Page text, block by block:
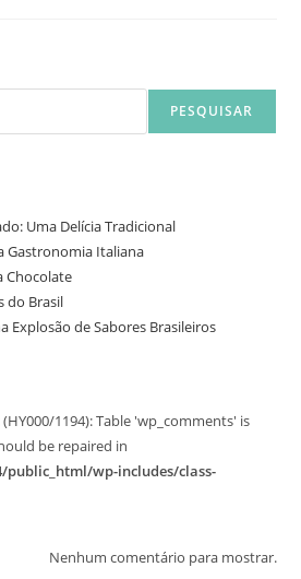
PESQUISAR
Uma Delícia Tradicional
Gastronomia Italiana
Chocolate
do Brasil
Explosão de Sabores Brasileiros
1194): Table 'wp_comments' is
be repaired in
public_html/wp-includes/class-
Nenhum comentário para mostrar.